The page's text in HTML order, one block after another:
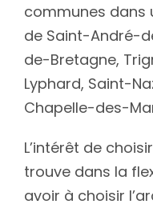
communes dans
de Saint-André-
de-Bretagne,
Lyphard, Saint-
Chapelle-des-
L’intérêt de
trouve dans la
avoir à choisir